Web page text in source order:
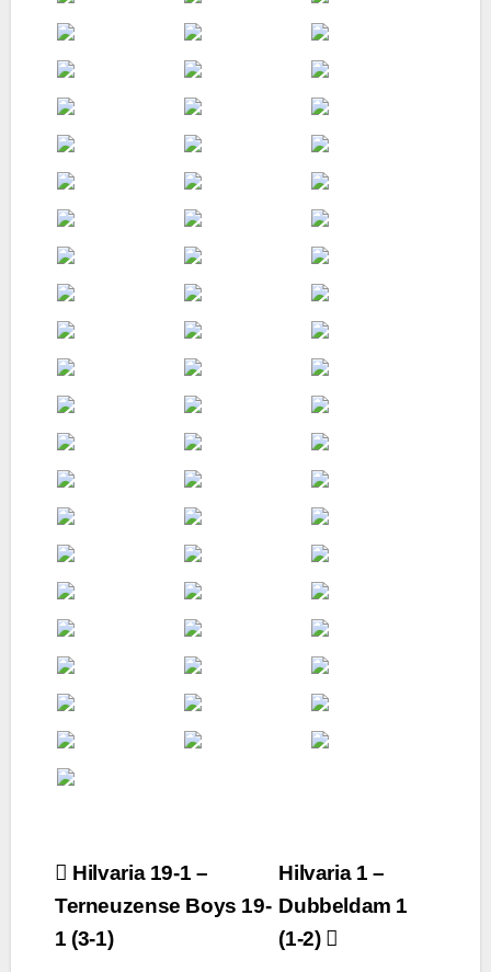
Bericht
navigatie
Hilvaria 1 –
Dubbeldam 1
(1-2)
Hilvaria 19-1 –
Terneuzense Boys 19-
1 (3-1)